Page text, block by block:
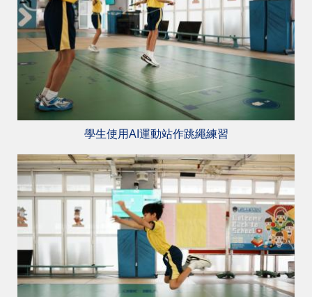
學生使用AI運動站作跳繩練習